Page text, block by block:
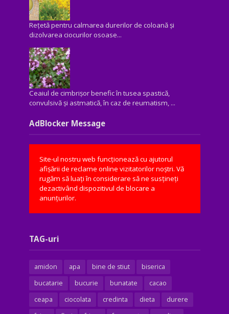
Rețetă pentru calmarea durerilor de coloană și
dizolvarea ciocurilor osoase...
Ceaiul de cimbrișor benefic în tusea spastică,
convulsivă şi astmatică, în caz de reumatism, ...
AdBlocker Message
Site-ul nostru web funcționează cu ajutorul
afișării de reclame online vizitatorilor noștri. Vă
rugăm să luați în considerare să ne susțineți
dezactivând dispozitivul de blocare a
anunțurilor.
TAG-uri
amidon apa bine de stiut
biserica
bucatarie
bucurie bunatate
cacao
ceapa
ciocolata credinta dieta
durere